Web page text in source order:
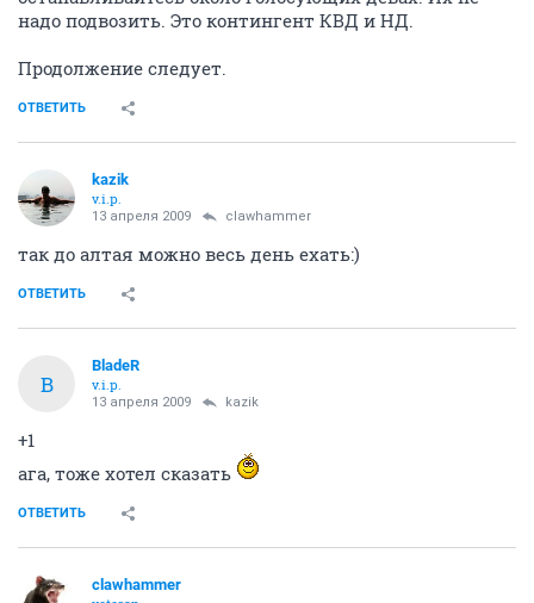
надо подвозить. Это контингент КВД и НД.
Продолжение следует.
ОТВЕТИТЬ
kazik
v.i.p.
13 апреля 2009 clawhammer
так до алтая можно весь день ехать:)
ОТВЕТИТЬ
B
BladeR
v.i.p.
13 апреля 2009 kazik
+1
ага, тоже хотел сказать
ОТВЕТИТЬ
clawhammer